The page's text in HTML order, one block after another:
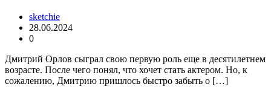
sketchie
28.06.2024
0
Дмитрий Орлов сыграл свою первую роль еще в десятилетнем
возрасте. После чего понял, что хочет стать актером. Но, к
сожалению, Дмитрию пришлось быстро забыть о […]